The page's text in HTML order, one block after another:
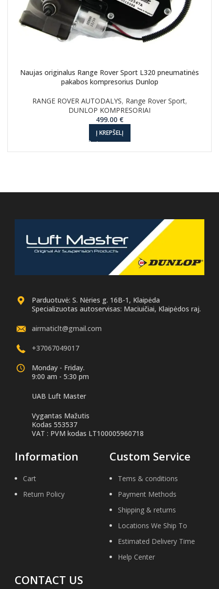
Naujas originalus Range Rover Sport L320 pneumatinės
pakabos kompresorius Dunlop
RANGE ROVER AUTODALYS, Range Rover Sport,
DUNLOP KOMPRESORIAI
499.00 €
Į KREPŠELĮ
Parduotuvė: S. Nėries g. 16B-1, Klaipėda
Specializuotas autoservisas: Maciuičiai, Klaipėdos raj.
airmaticlt@gmail.com
+37067049017
Monday - Friday.
9:00 am - 5:30 pm
UAB Luft Master
Vygantas Mažutis
Kodas 553537
VAT : PVM kodas LT100005960718
Information
Cart
Return Policy
Custom Service
Tems & conditions
Payment Methods
Shipping & returns
Locations We Ship To
Estimated Delivery Time
Help Center
CONTACT US